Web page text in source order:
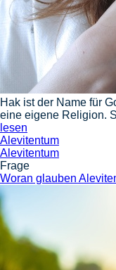
Hak ist der Name für
eine eigene Religion.
lesen
Alevitentum
Alevitentum
Frage
Woran glauben